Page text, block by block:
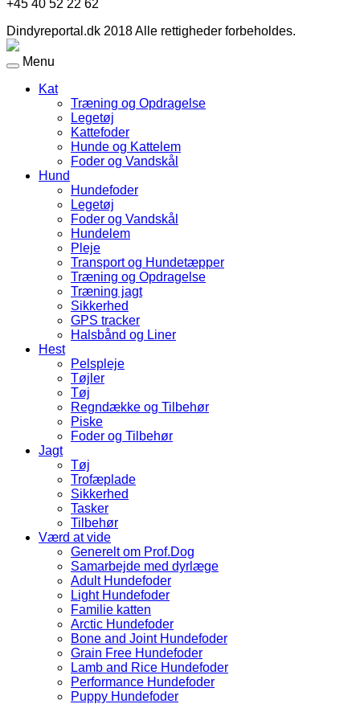
+45 40 52 22 62
Dindyreportal.dk 2018 Alle rettigheder forbeholdes.
Menu
Kat
Træning og Opdragelse
Legetøj
Kattefoder
Hunde og Kattelem
Foder og Vandskål
Hund
Hundefoder
Legetøj
Foder og Vandskål
Hundelem
Pleje
Transport og Hundetæpper
Træning og Opdragelse
Træning jagt
Sikkerhed
GPS tracker
Halsbånd og Liner
Hest
Pelspleje
Tøjler
Tøj
Regndække og Tilbehør
Piske
Foder og Tilbehør
Jagt
Tøj
Trofæplade
Sikkerhed
Tasker
Tilbehør
Værd at vide
Generelt om Prof.Dog
Samarbejde med dyrlæge
Adult Hundefoder
Light Hundefoder
Familie katten
Arctic Hundefoder
Bone and Joint Hundefoder
Grain Free Hundefoder
Lamb and Rice Hundefoder
Performance Hundefoder
Puppy Hundefoder